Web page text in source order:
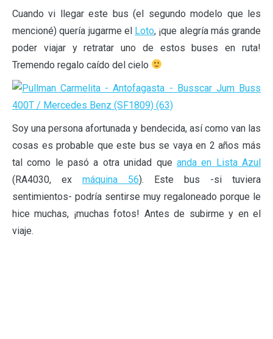
Cuando vi llegar este bus (el segundo modelo que les
mencioné) quería jugarme el Loto, ¡que alegría más grande
poder viajar y retratar uno de estos buses en ruta!
Tremendo regalo caído del cielo
Soy una persona afortunada y bendecida, así como van las
cosas es probable que este bus se vaya en 2 años más
tal como le pasó a otra unidad que anda en Lista Azul
(RA4030, ex máquina 56). Este bus -si tuviera
sentimientos- podría sentirse muy regaloneado porque le
hice muchas, ¡muchas fotos! Antes de subirme y en el
viaje.